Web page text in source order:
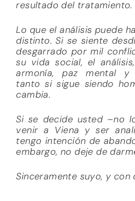
resultado del tratamiento.
Lo que el análisis puede
distinto. Si se siente
desgarrado por mil
su vida social, el
armonía, paz mental y
tanto si sigue siendo
cambia.
Si se decide usted –no
venir a Viena y ser
tengo intención de
embargo, no deje de
Sinceramente suyo, y con